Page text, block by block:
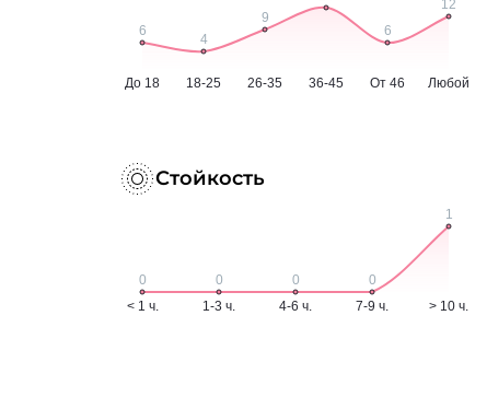
Стойкость